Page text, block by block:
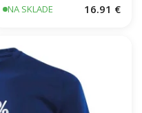
NA SKLADE 16.91 €